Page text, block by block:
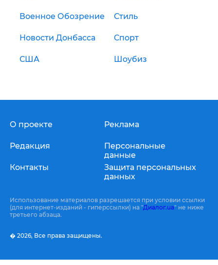
Военное Обозрение Стиль
Новости Донбасса Спорт
США Шоубиз
О проекте
Редакция
Контакты
Реклама
Персональные
данные
Защита персональных
данных
Использование материалов разрешается при условии ссылки
(для интернет-изданий - гиперссылки) на "Диалог.ua" не ниже
третьего абзаца.
� 2026, Все права защищены.